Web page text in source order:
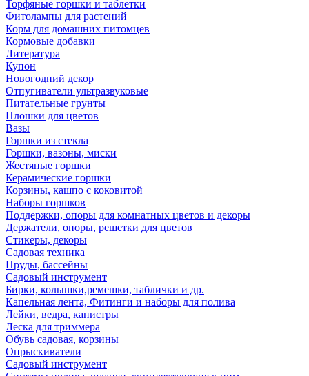
Торфяные горшки и таблетки
Фитолампы для растений
Корм для домашних питомцев
Кормовые добавки
Литература
Купон
Новогодний декор
Отпугиватели ультразвуковые
Питательные грунты
Плошки для цветов
Вазы
Горшки из стекла
Горшки, вазоны, миски
Жестяные горшки
Керамические горшки
Корзины, кашпо с коковитой
Наборы горшков
Поддержки, опоры для комнатных цветов и декоры
Держатели, опоры, решетки для цветов
Стикеры, декоры
Садовая техника
Пруды, бассейны
Садовый инструмент
Бирки, колышки,ремешки, таблички и др.
Капельная лента, Фитинги и наборы для полива
Лейки, ведра, канистры
Леска для триммера
Обувь садовая, корзины
Опрыскиватели
Садовый инструмент